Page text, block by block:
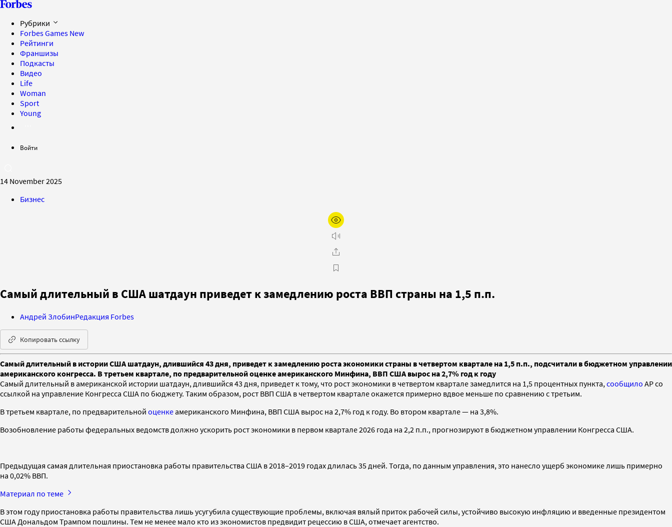
Рубрики
Forbes Games New
Рейтинги
Франшизы
Подкасты
Видео
Life
Woman
Sport
Young
Войти
14 November 2025
Бизнес
Самый длительный в США шатдаун приведет к замедлению роста ВВП страны на 1,5 п.п.
Андрей ЗлобинРедакция Forbes
Копировать ссылку
Самый длительный в истории США шатдаун, длившийся 43 дня, приведет к замедлению роста экономики страны в четвертом квартале на 1,5 п.п., подсчитали в бюджетном управлении
американского конгресса. В третьем квартале, по предварительной оценке американского Минфина, ВВП США вырос на 2,7% год к году
Самый длительный в американской истории шатдаун, длившийся 43 дня, приведет к тому, что рост экономики в четвертом квартале замедлится на 1,5 процентных пункта, сообщило AP со
ссылкой на управление Конгресса США по бюджету. Таким образом, рост ВВП США в четвертом квартале окажется примерно вдвое меньше по сравнению с третьим.
В третьем квартале, по предварительной оценкеамериканского Минфина, ВВП США вырос на 2,7% год к году. Во втором квартале — на 3,8%.
Возобновление работы федеральных ведомств должно ускорить рост экономики в первом квартале 2026 года на 2,2 п.п., прогнозируют в бюджетном управлении Конгресса США.
Предыдущая самая длительная приостановка работы правительства США в 2018–2019 годах длилась 35 дней. Тогда, по данным управления, это нанесло ущерб экономике лишь примерно
на 0,02% ВВП.
Материал по теме
В этом году приостановка работы правительства лишь усугубила существующие проблемы, включая вялый приток рабочей силы, устойчиво высокую инфляцию и введенные президентом
США Дональдом Трампом пошлины. Тем не менее мало кто из экономистов предвидит рецессию в США, отмечает агентство.